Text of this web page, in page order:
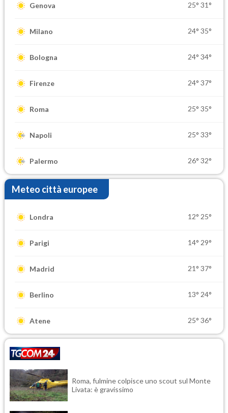
Genova 25° 31°
Milano 24° 35°
Bologna 24° 34°
Firenze 24° 37°
Roma 25° 35°
Napoli 25° 33°
Palermo 26° 32°
Meteo città europee
Londra 12° 25°
Parigi 14° 29°
Madrid 21° 37°
Berlino 13° 24°
Atene 25° 36°
Roma, fulmine colpisce uno scout sul Monte
Livata: è gravissimo